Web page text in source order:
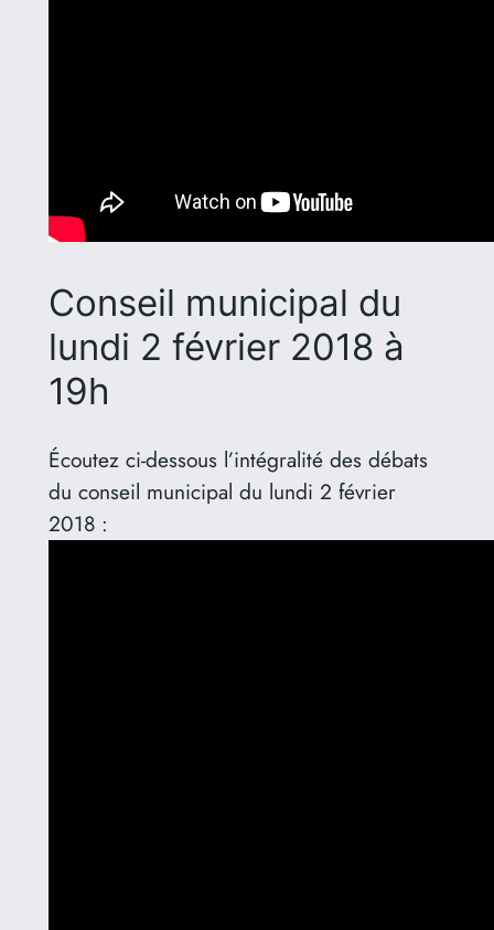
Conseil municipal du
lundi 2 février 2018 à
19h
Écoutez ci-dessous l’intégralité des débats
du conseil municipal du lundi 2 février
2018 :